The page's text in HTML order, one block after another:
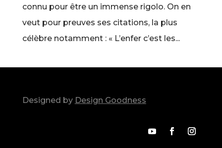
connu pour être un immense rigolo. On en
veut pour preuves ses citations, la plus
célèbre notamment : « L’enfer c’est les...
Designed by Design Goodness